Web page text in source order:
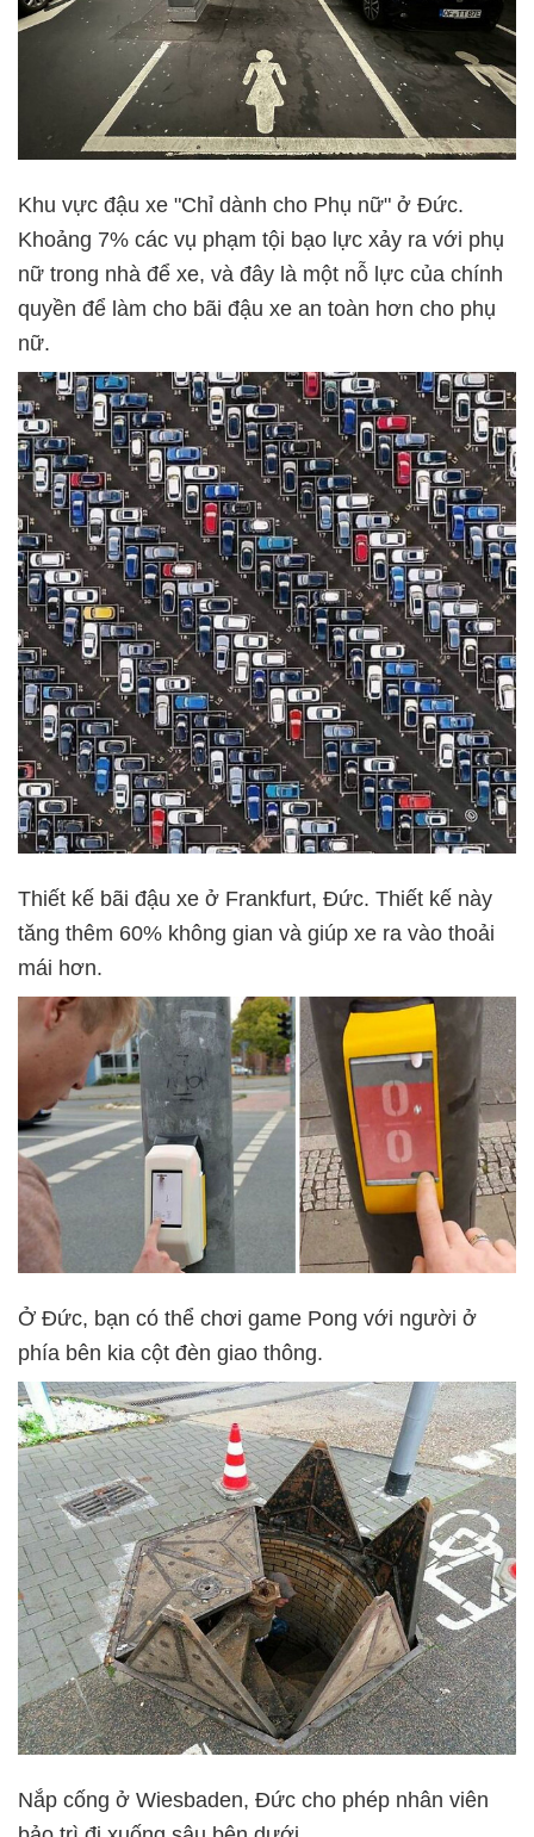
Khu vực đậu xe "Chỉ dành cho Phụ nữ" ở Đức.
Khoảng 7% các vụ phạm tội bạo lực xảy ra với phụ
nữ trong nhà để xe, và đây là một nỗ lực của chính
quyền để làm cho bãi đậu xe an toàn hơn cho phụ
nữ.
Thiết kế bãi đậu xe ở Frankfurt, Đức. Thiết kế này
tăng thêm 60% không gian và giúp xe ra vào thoải
mái hơn.
Ở Đức, bạn có thể chơi game Pong với người ở
phía bên kia cột đèn giao thông.
Nắp cống ở Wiesbaden, Đức cho phép nhân viên